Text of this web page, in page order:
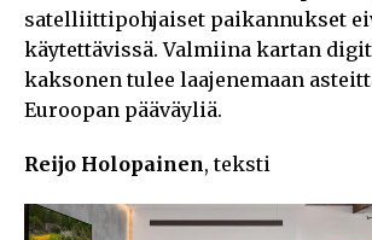
satelliittipohjaiset paikannukset
käytettävissä. Valmiina kartan
kaksonen tulee laajenemaan
Euroopan pääväyliä.
Reijo Holopainen, teksti